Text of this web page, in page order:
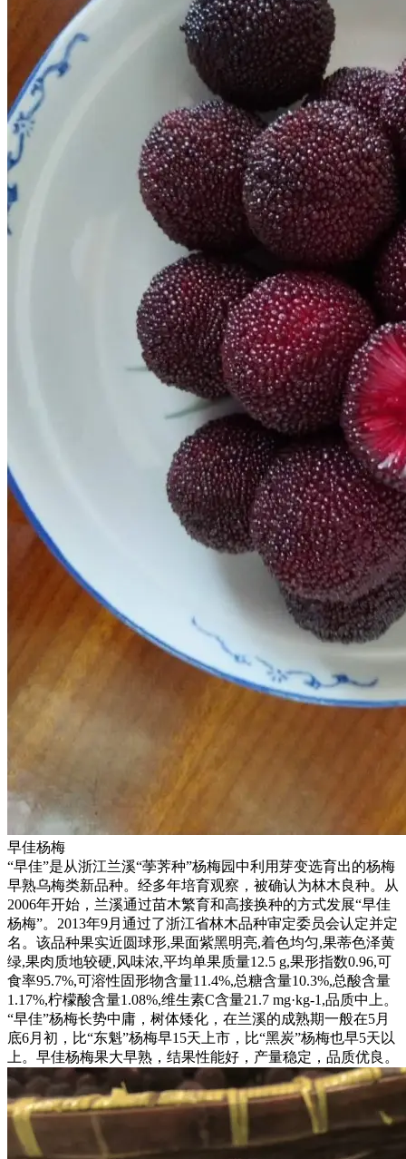
早佳杨梅
“早佳”是从浙江兰溪“荸荠种”杨梅园中利用芽变选育出的杨梅
早熟乌梅类新品种。经多年培育观察，被确认为林木良种。从
2006年开始，兰溪通过苗木繁育和高接换种的方式发展“早佳
杨梅”。2013年9月通过了浙江省林木品种审定委员会认定并定
名。该品种果实近圆球形,果面紫黑明亮,着色均匀,果蒂色泽黄
绿,果肉质地较硬,风味浓,平均单果质量12.5 g,果形指数0.96,可
食率95.7%,可溶性固形物含量11.4%,总糖含量10.3%,总酸含量
1.17%,柠檬酸含量1.08%,维生素C含量21.7 mg·kg-1,品质中上。
“早佳”杨梅长势中庸，树体矮化，在兰溪的成熟期一般在5月
底6月初，比“东魁”杨梅早15天上市，比“黑炭”杨梅也早5天以
上。早佳杨梅果大早熟，结果性能好，产量稳定，品质优良。